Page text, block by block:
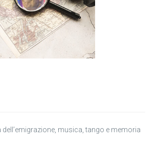
musica, tango e memoria